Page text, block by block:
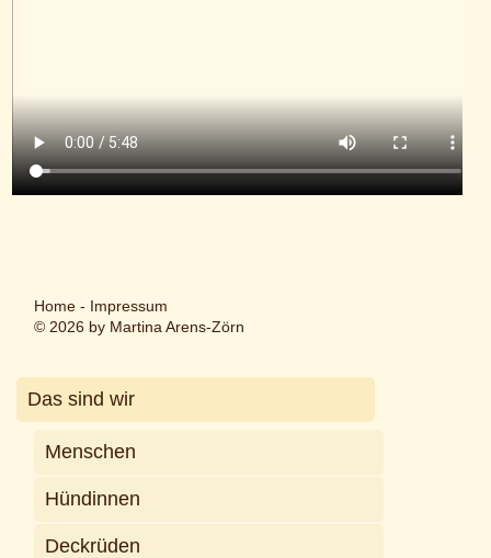
Home- Impressum
© 2026 by Martina Arens-Zörn
Das sind wir
Menschen
Hündinnen
Deckrüden